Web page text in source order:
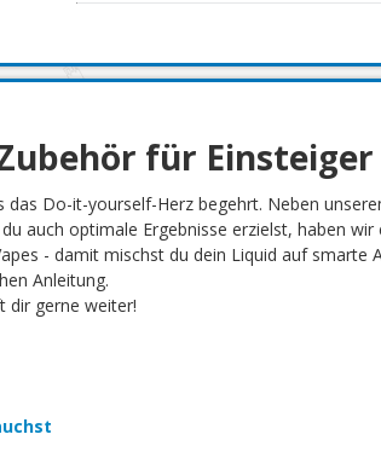
für
Do-it-yourself-Herz begehrt. Neben
auch optimale Ergebnisse erzielst, haben
- damit mischst du dein Liquid auf
Anleitung.
dir gerne weiter!